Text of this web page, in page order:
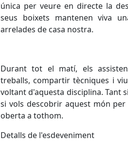
única per veure en directe la
seus boixets mantenen viva
arrelades de casa nostra.
Durant tot el matí, els
treballs, compartir tècniques i
voltant d'aquesta disciplina. Tant
si vols descobrir aquest món
oberta a tothom.
Detalls de l'esdeveniment